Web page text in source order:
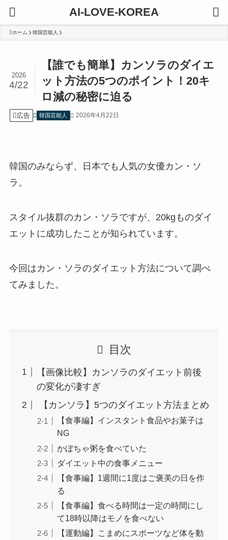
AI-LOVE-KOREA
ホーム 韓国芸能人
【誰でも簡単】カンソラのダイエ
ット方法の5つのポイント！20キ
ロ減の秘密に迫る
2026
4/22
広告 韓国芸能人 2026年4月22日
韓国のみならず、日本でも人気の女優カン・ソ
ラ。
スタイル抜群のカン・ソラですが、20kgものダイ
エットに成功したことが知られています。
今回はカン・ソラのダイエット方法について調べ
てみました。
目次
【画像比較】カンソラのダイエット前後
の変化が凄すぎ
【カンソラ】5つのダイエット方法まとめ
【食事編】インスタント食品やお菓子は
NG
かぼちゃ粥を食べていた
ダイエット中の食事メニュー
【食事編】1週間に1度はご褒美の日を作
る
【食事編】食べる時間は一定の時間にし
て18時以降はモノを食べない
【運動編】こまめにスポーツなど体を動